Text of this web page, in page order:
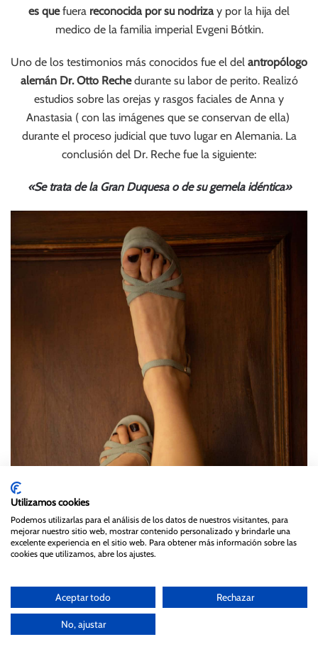
es quefuera reconocida por su nodrizay por la hija del
medico de la familia imperial Evgeni Bótkin.
Uno de los testimonios más conocidos fue el del antropólogo
alemán Dr. Otto Rechedurante su labor de perito. Realizó
estudios sobre las orejas y rasgos faciales de Anna y
Anastasia ( con las imágenes que se conservan de ella)
durante el proceso judicial que tuvo lugar en Alemania. La
conclusión del Dr. Reche fue la siguiente:
«Se trata de la Gran Duquesa o de su gemela idéntica»
Utilizamos cookies
Podemos utilizarlas para el análisis de los datos de nuestros visitantes, para
mejorar nuestro sitio web, mostrar contenido personalizado y brindarle una
excelente experiencia en el sitio web. Para obtener más información sobre las
cookies que utilizamos, abre los ajustes.
Aceptar todo Rechazar
No, ajustar